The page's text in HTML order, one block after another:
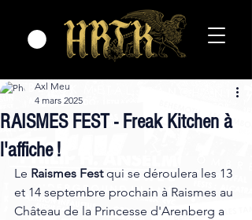
RAISMES FEST - Freak Kitchen à
l'affiche !
Axl Meu
4 mars 2025
Le Raismes Fest qui se déroulera les 13
et 14 septembre prochain à Raismes au
Château de la Princesse d'Arenberg a